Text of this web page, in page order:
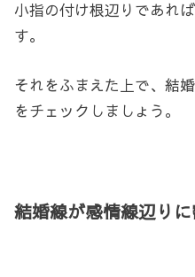
小指の付け根辺りであれ
す。
それをふまえた上で、結
をチェックしましょう。
結婚線が感情線辺り